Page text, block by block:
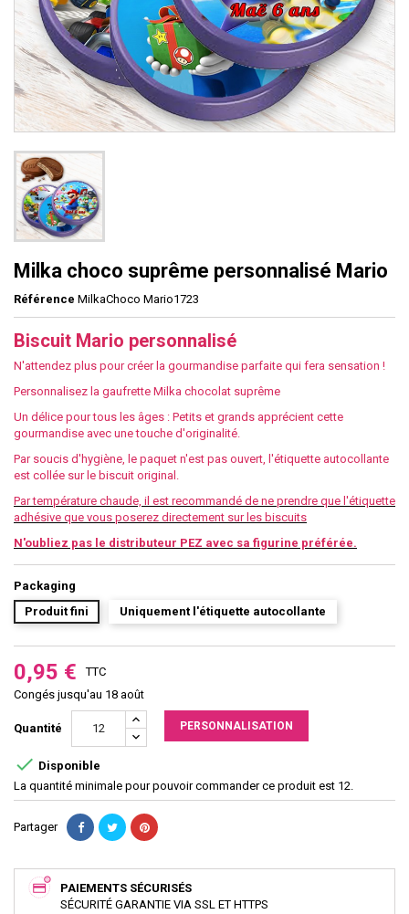
Milka choco suprême personnalisé Mario
Référence MilkaChoco Mario1723
Biscuit Mario personnalisé
N'attendez plus pour créer la gourmandise parfaite qui fera sensation !
Personnalisez la gaufrette Milka chocolat suprême
Un délice pour tous les âges : Petits et grands apprécient cette
gourmandise avec une touche d'originalité.
Par soucis d'hygiène, le paquet n'est pas ouvert, l'étiquette autocollante
est collée sur le biscuit original.
Par température chaude, il est recommandé de ne prendre que l'étiquette
adhésive que vous poserez directement sur les biscuits
N'oubliez pas le distributeur PEZ avec sa figurine préférée.
Packaging
Produit fini
Uniquement l'étiquette autocollante
0,95 €
TTC
Congés jusqu'au 18 août
Quantité PERSONNALISATION
 Disponible
La quantité minimale pour pouvoir commander ce produit est 12.
Partager
PAIEMENTS SÉCURISÉS
SÉCURITÉ GARANTIE VIA SSL ET HTTPS